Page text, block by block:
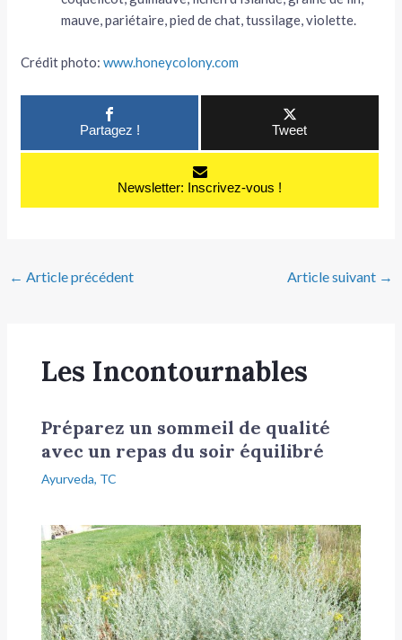
mauve, pariétaire, pied de chat, tussilage, violette.
Crédit photo:www.honeycolony.com
Partagez ! Tweet
Newsletter: Inscrivez-vous !
← Article précédent Article suivant →
Les Incontournables
Préparez un sommeil de qualité
avec un repas du soir équilibré
Ayurveda, TC